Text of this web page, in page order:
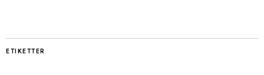
ETIKETTER